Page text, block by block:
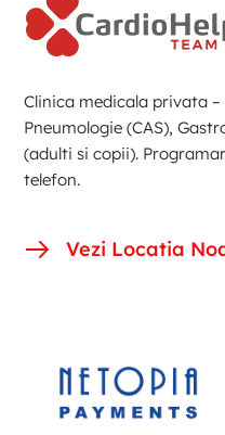
Clinica medicala privata –
Pneumologie (CAS),
(adulti si copii).
telefon.
Vezi Locatia